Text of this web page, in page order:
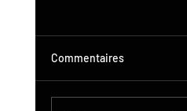
Commentaires